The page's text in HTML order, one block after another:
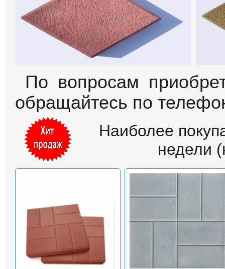
По вопросам
обращайтесь по
Наиболее
недели